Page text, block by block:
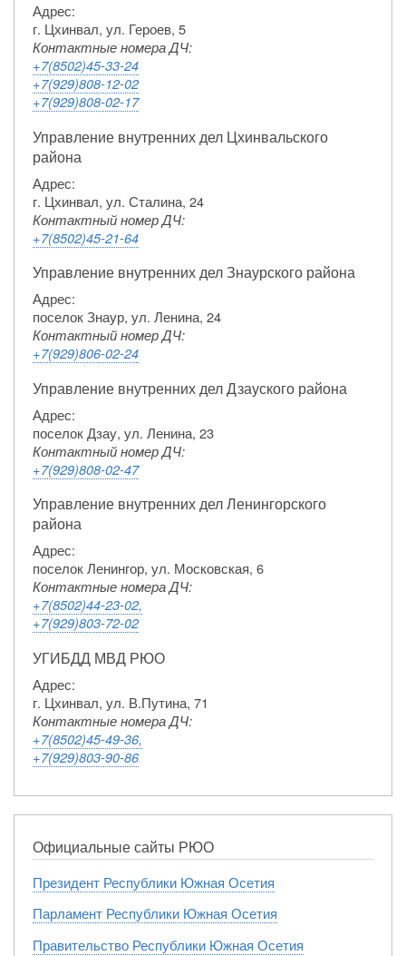
Адрес:
г. Цхинвал, ул. Героев, 5
Контактные номера ДЧ:
+7(8502)45-33-24
+7(929)808-12-02
+7(929)808-02-17
Управление внутренних дел Цхинвальского
района
Адрес:
г. Цхинвал, ул. Сталина, 24
Контактный номер ДЧ:
+7(8502)45-21-64
Управление внутренних дел Знаурского района
Адрес:
поселок Знаур, ул. Ленина, 24
Контактный номер ДЧ:
+7(929)806-02-24
Управление внутренних дел Дзауского района
Адрес:
поселок Дзау, ул. Ленина, 23
Контактный номер ДЧ:
+7(929)808-02-47
Управление внутренних дел Ленингорского
района
Адрес:
поселок Ленингор, ул. Московская, 6
Контактные номера ДЧ:
+7(8502)44-23-02,
+7(929)803-72-02
УГИБДД МВД РЮО
Адрес:
г. Цхинвал, ул. В.Путина, 71
Контактные номера ДЧ:
+7(8502)45-49-36,
+7(929)803-90-86
Официальные сайты РЮО
Президент Республики Южная Осетия
Парламент Республики Южная Осетия
Правительство Республики Южная Осетия